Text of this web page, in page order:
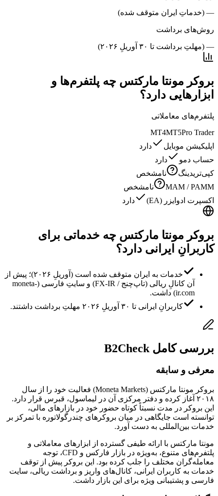
— (خدماتِ ایران متوقف شده)
روش‌های برداشت
— (مهلتِ برداشت تا ۳۰ آوریلِ ۲۰۲۶)
بروکر مونتا مارکتس چه پلتفرم‌ها و
ابزارهایی دارد؟
پلتفرم‌های معاملاتی
MT4MT5Pro Trader
اپلیکیشن موبایل
دارد
حساب دمو
دارد
کپی‌تریدینگ
نامشخص
MAM / PAMM
نامشخص
اکسپرت ادوایزر (EA)
دارد
بروکر مونتا مارکتس چه خدماتی برای
کاربرانِ ایرانی دارد؟
خدمات به ایران متوقف شده است (آوریلِ ۲۰۲۶)؛ پیش از
آن کانالِ ریالی (تاپ‌چنج / FX-IR) و سایتِ فارسی (moneta-
ir.com) داشت.
کاربرانِ ایرانی تا ۳۰ آوریلِ ۲۰۲۶ مهلتِ برداشت داشتند.
بررسی کامل B2Check
معرفی و سابقه
بروکر مونتا مارکتس (Moneta Markets) فعالیت خود را از سال
۲۰۱۸ آغاز کرده و دفتر مرکزی آن در لیماسول، قبرس قرار دارد.
این بروکر در مدت نسبتاً کوتاه حضور خود در بازارهای مالی،
توانسته است جایگاهی در میان بروکرهای چندرگولاتوره با تمرکز بر
خدمات بین‌المللی به دست آورد.
مونتا مارکتس با ارائه طیفی گسترده از ابزارهای معاملاتی و
پلتفرم‌های متنوع، به‌ویژه در بازار فارکس و CFD، توجه
معامله‌گران مختلف را جلب کرده بود. این بروکر پیش از توقف
خدمات به کاربران ایرانی، کانال‌های واریز و برداشت ریالی، سایت
فارسی و پشتیبانی ویژه برای این بازار داشت.